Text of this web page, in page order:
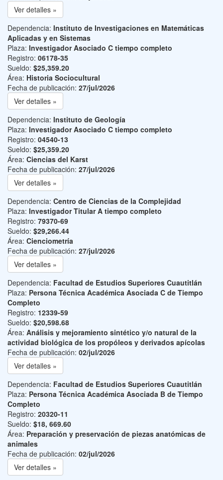
Ver detalles »
Dependencia: Instituto de Investigaciones en Matemáticas
Aplicadas y en Sistemas
Plaza: Investigador Asociado C tiempo completo
Registro: 06178-35
Sueldo: $25,359.20
Área: Historia Sociocultural
Fecha de publicación: 27/jul/2026
Ver detalles »
Dependencia: Instituto de Geología
Plaza: Investigador Asociado C tiempo completo
Registro: 04540-13
Sueldo: $25,359.20
Área: Ciencias del Karst
Fecha de publicación: 27/jul/2026
Ver detalles »
Dependencia: Centro de Ciencias de la Complejidad
Plaza: Investigador Titular A tiempo completo
Registro: 79370-69
Sueldo: $29,266.44
Área: Cienciometría
Fecha de publicación: 27/jul/2026
Ver detalles »
Dependencia: Facultad de Estudios Superiores Cuautitlán
Plaza: Persona Técnica Académica Asociada C de Tiempo
Completo
Registro: 12339-59
Sueldo: $20,598.68
Área: Análisis y mejoramiento sintético y/o natural de la
actividad biológica de los propóleos y derivados apícolas
Fecha de publicación: 02/jul/2026
Ver detalles »
Dependencia: Facultad de Estudios Superiores Cuautitlán
Plaza: Persona Técnica Académica Asociada B de Tiempo
Completo
Registro: 20320-11
Sueldo: $18, 669.60
Área: Preparación y preservación de piezas anatómicas de
animales
Fecha de publicación: 02/jul/2026
Ver detalles »